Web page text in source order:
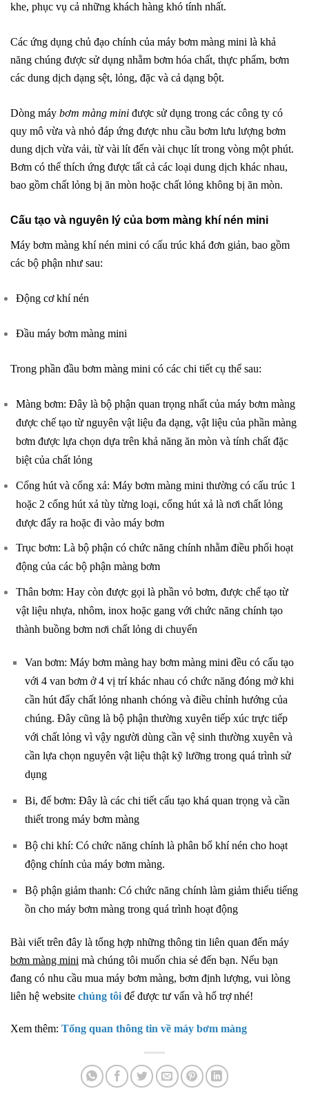
khe, phục vụ cả những khách hàng khó tính nhất.
Các ứng dụng chủ đạo chính của máy bơm màng mini là khả
năng chúng được sử dụng nhằm bơm hóa chất, thực phẩm, bơm
các dung dịch dạng sệt, lỏng, đặc và cả dạng bột.
Dòng máy bơm màng mini được sử dụng trong các công ty có
quy mô vừa và nhỏ đáp ứng được nhu cầu bơm lưu lượng bơm
dung dịch vừa vải, từ vài lít đến vài chục lít trong vòng một phút.
Bơm có thể thích ứng được tất cả các loại dung dịch khác nhau,
bao gồm chất lỏng bị ăn mòn hoặc chất lỏng không bị ăn mòn.
Cấu tạo và nguyên lý của bơm màng khí nén mini
Máy bơm màng khí nén mini có cấu trúc khá đơn giản, bao gồm
các bộ phận như sau:
Động cơ khí nén
Đầu máy bơm màng mini
Trong phần đầu bơm màng mini có các chi tiết cụ thể sau:
Màng bơm: Đây là bộ phận quan trọng nhất của máy bơm màng
được chế tạo từ nguyên vật liệu đa dạng, vật liệu của phần màng
bơm được lựa chọn dựa trên khả năng ăn mòn và tính chất đặc
biệt của chất lỏng
Cổng hút và cổng xả: Máy bơm màng mini thường có cấu trúc 1
hoặc 2 cổng hút xả tùy từng loại, cổng hút xả là nơi chất lỏng
được đẩy ra hoặc đi vào máy bơm
Trục bơm: Là bộ phận có chức năng chính nhằm điều phối hoạt
động của các bộ phận màng bơm
Thân bơm: Hay còn được gọi là phần vỏ bơm, được chế tạo từ
vật liệu nhựa, nhôm, inox hoặc gang với chức năng chính tạo
thành buồng bơm nơi chất lỏng di chuyển
Van bơm: Máy bơm màng hay bơm màng mini đều có cấu tạo
với 4 van bơm ở 4 vị trí khác nhau có chức năng đóng mở khi
cần hút đẩy chất lỏng nhanh chóng và điều chỉnh hướng của
chúng. Đây cũng là bộ phận thường xuyên tiếp xúc trực tiếp
với chất lỏng vì vậy người dùng cần vệ sinh thường xuyên và
cần lựa chọn nguyên vật liệu thật kỹ lưỡng trong quá trình sử
dụng
Bi, đế bơm: Đây là các chi tiết cấu tạo khá quan trọng và cần
thiết trong máy bơm màng
Bộ chi khí: Có chức năng chính là phân bổ khí nén cho hoạt
động chính của máy bơm màng.
Bộ phận giảm thanh: Có chức năng chính làm giảm thiểu tiếng
ồn cho máy bơm màng trong quá trình hoạt động
Bài viết trên đây là tổng hợp những thông tin liên quan đến máy
bơm màng mini mà chúng tôi muốn chia sẻ đến bạn. Nếu bạn
đang có nhu cầu mua máy bơm màng, bơm định lượng, vui lòng
liên hệ website chúng tôi để được tư vấn và hổ trợ nhé!
Xem thêm: Tổng quan thông tin về máy bơm màng